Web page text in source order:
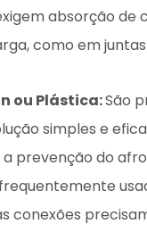
absorção de
como em
ou Plástica:São
simples e
prevenção do
conexões